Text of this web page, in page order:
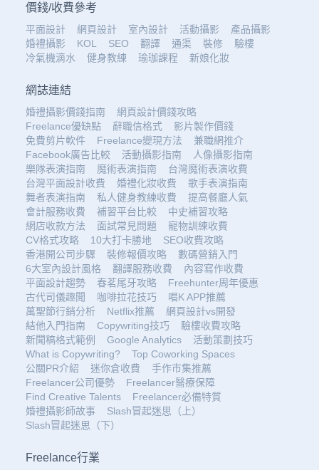
價錢/收費參考
平面設計 網頁設計 室內設計 活動攝影
產品攝影
婚禮攝影
KOL SEO 翻譯 通渠 裝修
驗樓
冷氣機滴水
健身教練 瑜珈課程 新娘化妝
網誌連結
婚禮攝影價錢指南
網頁設計價錢攻略
Freelance優缺點
辭職信格式
影片製作價錢
免費剪片軟件
Freelance變現方法
兼職網推介
Facebook廣告比較
活動攝影指南
人像攝影指南
樂隊表演指南
魔術表演指南
台灣魔術表演收費
台灣平面設計收費
婚禮化妝收費
歌手表演指南
舞者表演指南
私人健身教練收費
提高餐廳人氣
會計服務收費
補習平台比較
中史補習攻略
網店收款方法
面試常見問題
寵物訓練收費
CV格式攻略
10大打卡勝地
SEO收費攻略
香港開公司步驟
裝修報價攻略
數碼營銷入門
6大室內設計風格
翻譯服務收費
內容寫作收費
平面設計趨勢
春茗尾牙攻略
Freehunter周年優惠
古代司儀趣聞
咖啡拉花技巧
唱K APP推薦
萬聖節行銷分析
Netflix推薦
網頁設計vs開發
結他入門指南
Copywriting技巧
驗樓收費攻略
新聞稿格式範例
Google Analytics
活動策劃技巧
What is Copywriting?
Top Coworking Spaces
公關PR介紹
迷你倉收費
手作市集推薦
Freelancer公司優勢
Freelancer醫療保障
Find Creative Talents
Freelancer必備特質
婚禮攝影師故事
Slash冒起迷思（上）
Slash冒起迷思（下）
Freelance行業